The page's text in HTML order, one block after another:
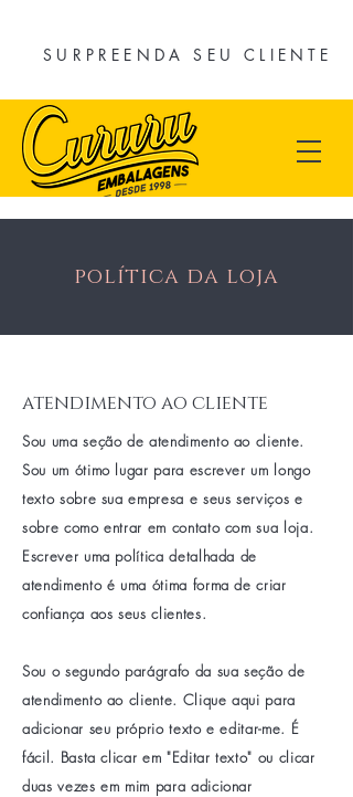
SURPREENDA SEU CLIENTE
política da loja
atendimento ao cliente
Sou uma seção de atendimento ao cliente.
Sou um ótimo lugar para escrever um longo
texto sobre sua empresa e seus serviços e
sobre como entrar em contato com sua loja.
Escrever uma política detalhada de
atendimento é uma ótima forma de criar
confiança aos seus clientes.
Sou o segundo parágrafo da sua seção de
atendimento ao cliente. Clique aqui para
adicionar seu próprio texto e editar-me. É
fácil. Basta clicar em "Editar texto" ou clicar
duas vezes em mim para adicionar